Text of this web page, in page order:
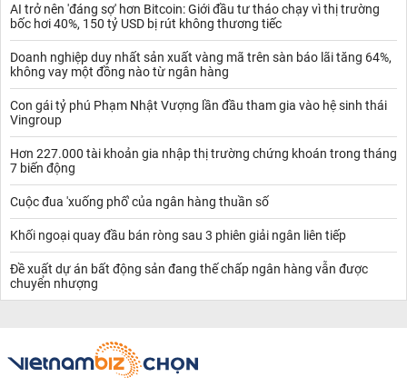
AI trở nên 'đáng sợ' hơn Bitcoin: Giới đầu tư tháo chạy vì thị trường
bốc hơi 40%, 150 tỷ USD bị rút không thương tiếc
Doanh nghiệp duy nhất sản xuất vàng mã trên sàn báo lãi tăng 64%,
không vay một đồng nào từ ngân hàng
Con gái tỷ phú Phạm Nhật Vượng lần đầu tham gia vào hệ sinh thái
Vingroup
Hơn 227.000 tài khoản gia nhập thị trường chứng khoán trong tháng
7 biến động
Cuộc đua 'xuống phố' của ngân hàng thuần số
Khối ngoại quay đầu bán ròng sau 3 phiên giải ngân liên tiếp
Đề xuất dự án bất động sản đang thế chấp ngân hàng vẫn được
chuyển nhượng